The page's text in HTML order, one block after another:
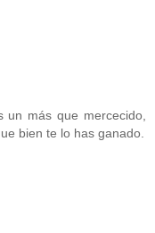
un más que mercecido,
bien te lo has ganado.